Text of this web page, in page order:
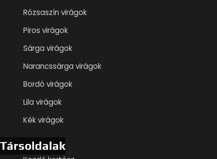
Rózsaszín virágok
Piros virágok
Sárga virágok
Narancssárga virágok
Bordó virágok
Lila virágok
Kék virágok
Társoldalak